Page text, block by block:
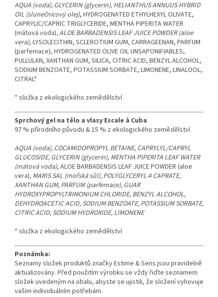
AQUA (voda), GLYCERIN (glycerin), HELIANTHUS ANNUUS HYBRID
OIL (slunečnicový olej), HYDROGENATED ETHYLHEXYL OLIVATE,
CAPRYLIC/CAPRIC TRIGLYCERIDE, MENTHA PIPERITA WATER
(mátová voda), ALOE BARBADENSIS LEAF JUICE POWDER (aloe
vera), LYSOLECITHIN, SCLEROTIUM GUM, CARRAGEENAN, PARFUM
(parfemace), HYDROGENATED OLIVE OIL UNSAPONIFIABLES,
PULLULAN, XANTHAN GUM, SILICA, CITRIC ACID, BENZYL ALCOHOL,
SODIUM BENZOATE, POTASSIUM SORBATE, LIMONENE, LINALOOL,
CITRAL*
* složka z ekologického zemědělství
Sprchový gel na tělo a vlasy Escale à Cuba
97 % přírodního původu & 15 % z ekologického zemědělství
AQUA (voda), COCAMIDOPROPYL BETAINE, CAPRYLYL/CAPRYL
GLUCOSIDE, GLYCERIN (glycerin), MENTHA PIPERITA LEAF WATER
(mátová voda), ALOE BARBADENSIS LEAF JUICE POWDER (aloe
vera), MARIS SAL (mořská sůl), POLYGLYCERYL-4 CAPRATE,
XANTHAN GUM, PARFUM (parfemace), GUAR
HYDROXYPROPYLTRIMONIUM CHLORIDE, BENZYL ALCOHOL,
DEHYDROACETIC ACID, SODIUM BENZOATE, POTASSIUM SORBATE,
CITRIC ACID, SODIUM HYDROXIDE, LIMONENE
* složka z ekologického zemědělství
Poznámka:
Seznamy složek produktů značky Estime & Sens jsou pravidelně
aktualizovány. Před použitím výrobku se vždy řiďte seznamem
složek uvedeným na obalu, abyste se ujistili, že složení vyhovuje
vašim individuálním potřebám.